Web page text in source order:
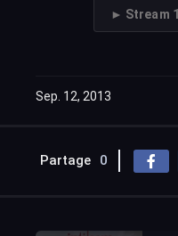
► Stream 1
Sep. 12, 2013
Partage 0